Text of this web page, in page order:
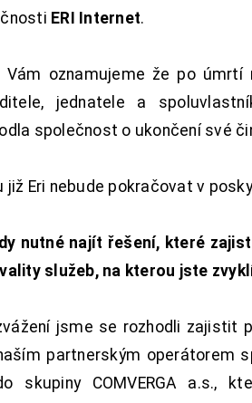
ERI Internet.
Vám oznamujeme že po úmrtí
jednatele a
společnost o ukončení své
Eri nebude pokračovat v
nutné najít řešení, které
služeb, na kterou jste
jsme se rozhodli zajistit
partnerským operátorem
skupiny COMVERGA a.s.,